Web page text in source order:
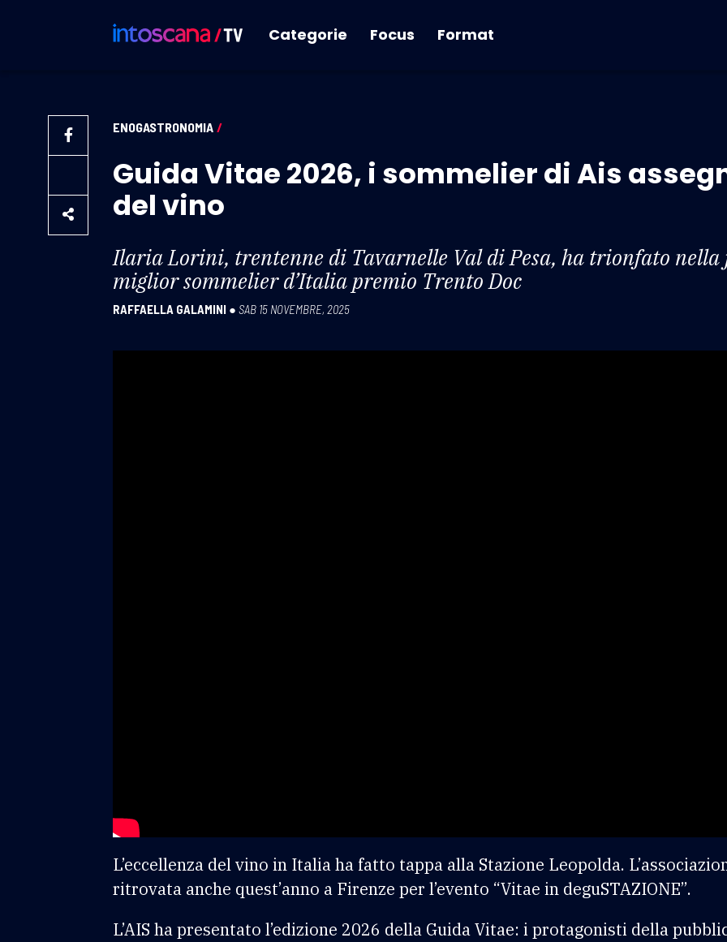
Categorie Focus Format
ENOGASTRONOMIA /
Guida Vitae 2026, i sommelier di Ais
del vino
Ilaria Lorini, trentenne di Tavarnelle Val di Pesa, ha trionfato nella
miglior sommelier d’Italia premio Trento Doc
RAFFAELLA GALAMINI ● SAB 15 NOVEMBRE, 2025
L’eccellenza del vino in Italia ha fatto tappa alla Stazione Leopolda.
ritrovata anche quest’anno a Firenze per l’evento “Vitae in deguSTAZIONE”.
L’AIS ha presentato l’edizione 2026 della Guida Vitae: i protagonisti della